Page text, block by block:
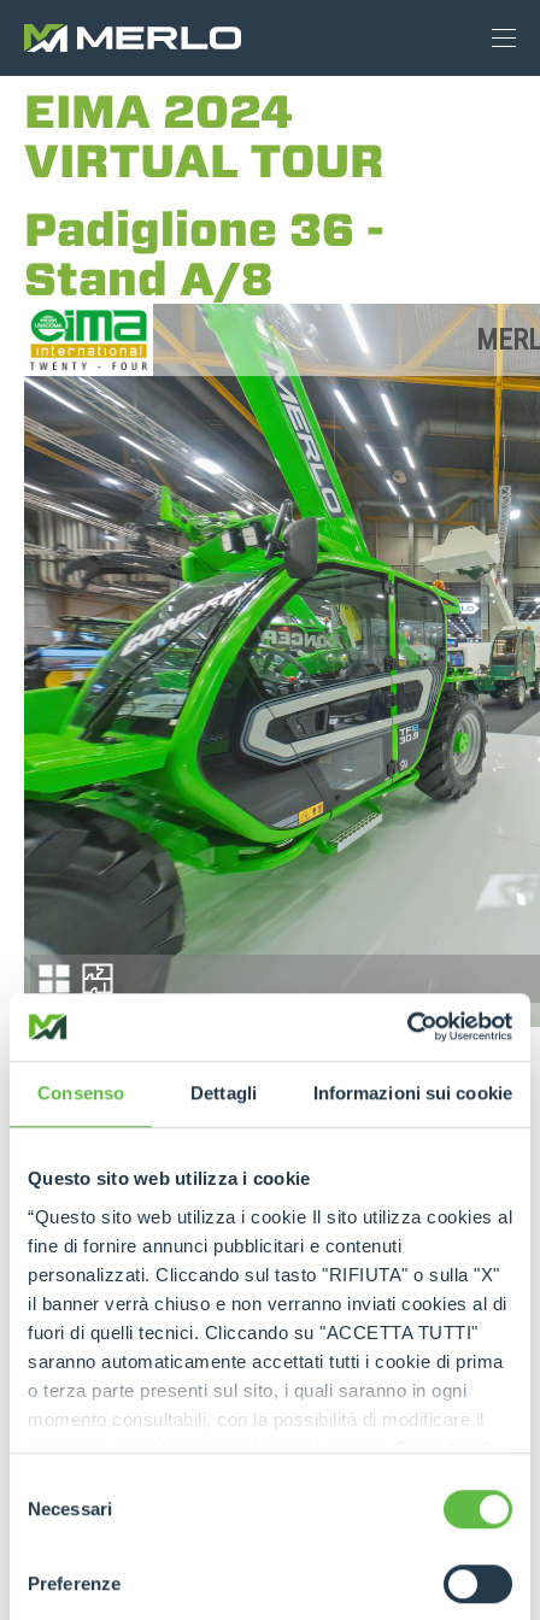
Consenso Dettagli Informazioni sui cookie
Questo sito web utilizza i cookie
“Questo sito web utilizza i cookie Il sito utilizza cookies al
fine di fornire annunci pubblicitari e contenuti
personalizzati. Cliccando sul tasto "RIFIUTA" o sulla "X"
il banner verrà chiuso e non verranno inviati cookies al di
fuori di quelli tecnici. Cliccando su "ACCETTA TUTTI"
saranno automaticamente accettati tutti i cookie di prima
o terza parte presenti sul sito, i quali saranno in ogni
momento consultabili, con la possibilità di modificare il
consenso prestato per ogni singolo cookie. Come fare?
ogni pagina, selezionare "Modifichi il suo consenso" e
dell'informativa completa nel footer presente in ogni
pagina. Per esercitare i diritti riconosciuti all'interessato ai
delNecessari
Preferenze
EIMA 2024
VIRTUAL TOUR
Padiglione 36 -
Stand A/8
Seguici suFacebookeInstagramper
tutti gli aggiornamenti in tempo reale!